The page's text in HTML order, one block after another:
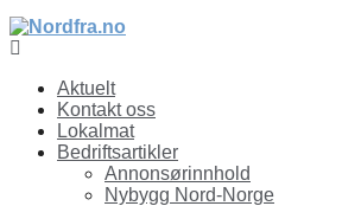
Aktuelt
Kontakt oss
Lokalmat
Bedriftsartikler
Annonsørinnhold
Nybygg Nord-Norge